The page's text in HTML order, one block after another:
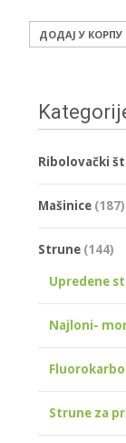
ДОДАЈ У КОРПУ
Ribolovački
Mašinice (187)
Strune (144)
Upredene
Najloni-
Strune za